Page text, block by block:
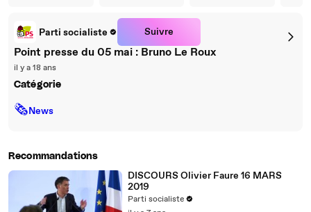
Parti socialiste Suivre
Point presse du 05 mai : Bruno Le Roux
il y a 18 ans
Catégorie
🗞News
Recommandations
DISCOURS Olivier Faure 16 MARS
2019
Parti socialiste